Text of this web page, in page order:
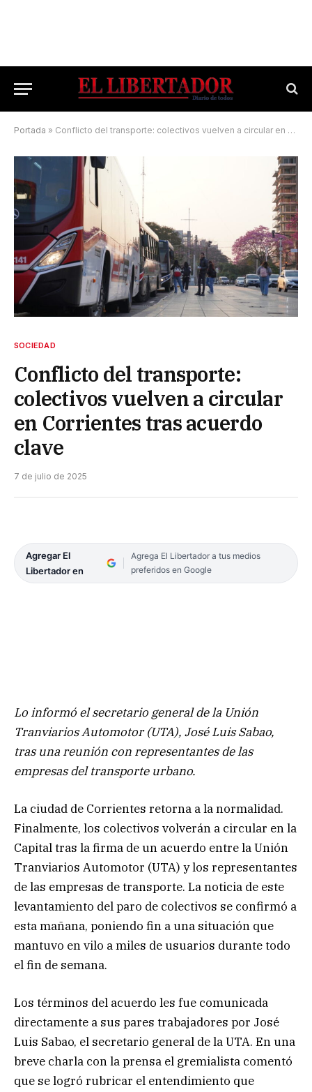
Portada » Conflicto del transporte: colectivos vuelven a circular en Corrientes tras acuerdo clave
SOCIEDAD
Conflicto del transporte:
colectivos vuelven a circular
en Corrientes tras acuerdo
clave
7 de julio de 2025
Agregar El
Libertador en
Agrega El Libertador a tus medios
preferidos en Google
Lo informó el secretario general de la Unión
Tranviarios Automotor (UTA), José Luis Sabao,
tras una reunión con representantes de las
empresas del transporte urbano.
La ciudad de Corrientes retorna a la normalidad.
Finalmente, los colectivos volverán a circular en la
Capital tras la firma de un acuerdo entre la Unión
Tranviarios Automotor (UTA) y los representantes
de las empresas de transporte. La noticia de este
levantamiento del paro de colectivos se confirmó a
esta mañana, poniendo fin a una situación que
mantuvo en vilo a miles de usuarios durante todo
el fin de semana.
Los términos del acuerdo les fue comunicada
directamente a sus pares trabajadores por José
Luis Sabao, el secretario general de la UTA. En una
breve charla con la prensa el gremialista comentó
que se logró rubricar el entendimiento que